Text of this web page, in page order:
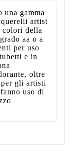
una gamma
artist
della
aa o a
per uso
e in
oltre
per gli artisti
uso di